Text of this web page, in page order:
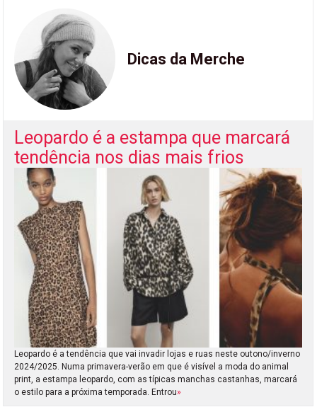
Dicas da Merche
Leopardo é a estampa que marcará
tendência nos dias mais frios
Leopardo é a tendência que vai invadir lojas e ruas neste outono/inverno
2024/2025. Numa primavera-verão em que é visível a moda do animal
print, a estampa leopardo, com as típicas manchas castanhas, marcará
o estilo para a próxima temporada. Entrou»